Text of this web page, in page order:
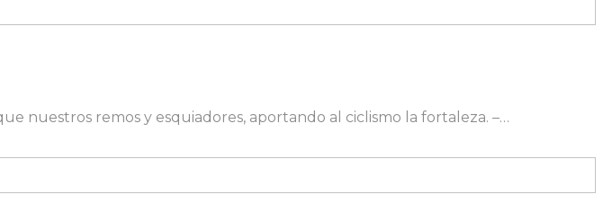
nuestros remos y esquiadores, aportando al ciclismo la fortaleza. –…